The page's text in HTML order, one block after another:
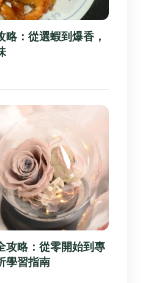
：從選蝦到爆香，
攻略：從零開始到專
學習指南